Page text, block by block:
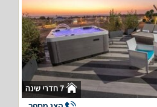
7 חדרי שינה